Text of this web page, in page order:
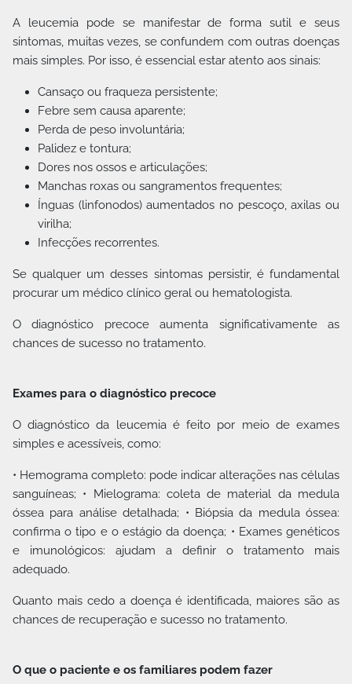
A leucemia pode se manifestar de forma sutil e seus
sintomas, muitas vezes, se confundem com outras doenças
mais simples. Por isso, é essencial estar atento aos sinais:
Cansaço ou fraqueza persistente;
Febre sem causa aparente;
Perda de peso involuntária;
Palidez e tontura;
Dores nos ossos e articulações;
Manchas roxas ou sangramentos frequentes;
Ínguas (linfonodos) aumentados no pescoço, axilas ou
virilha;
Infecções recorrentes.
Se qualquer um desses sintomas persistir, é fundamental
procurar um médico clínico geral ou hematologista.
O diagnóstico precoce aumenta significativamente as
chances de sucesso no tratamento.
Exames para o diagnóstico precoce
O diagnóstico da leucemia é feito por meio de exames
simples e acessíveis, como:
• Hemograma completo: pode indicar alterações nas células
sanguíneas; • Mielograma: coleta de material da medula
óssea para análise detalhada; • Biópsia da medula óssea:
confirma o tipo e o estágio da doença; • Exames genéticos
e imunológicos: ajudam a definir o tratamento mais
adequado.
Quanto mais cedo a doença é identificada, maiores são as
chances de recuperação e sucesso no tratamento.
O que o paciente e os familiares podem fazer